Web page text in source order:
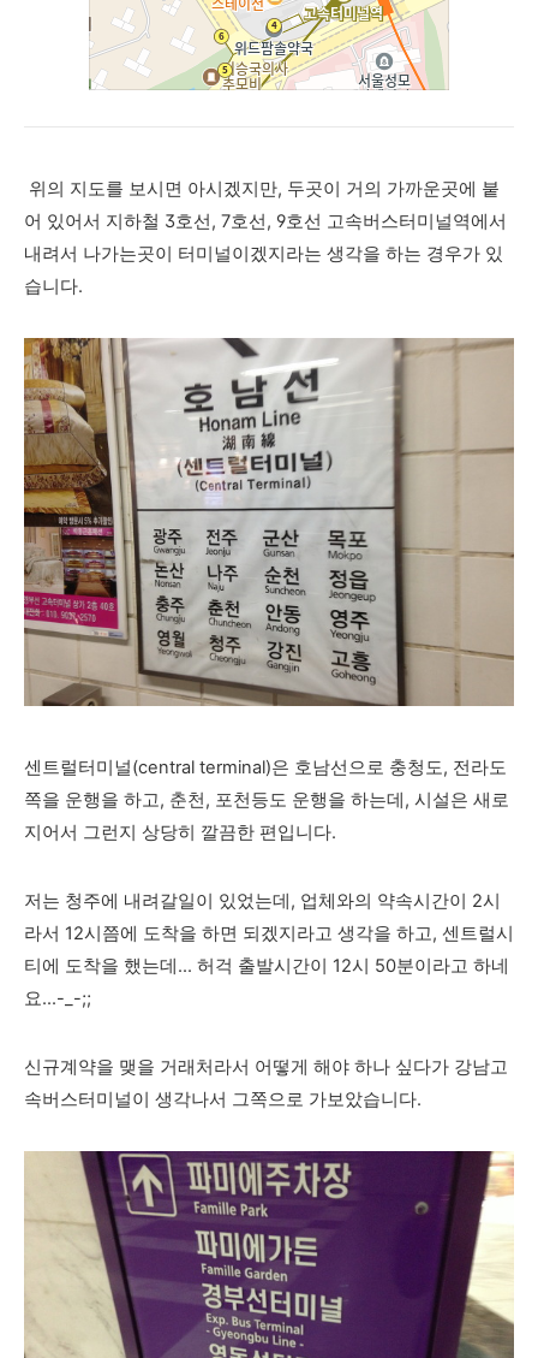
위의 지도를 보시면 아시겠지만, 두곳이 거의 가까운곳에 붙
어 있어서 지하철 3호선, 7호선, 9호선 고속버스터미널역에서
내려서 나가는곳이 터미널이겠지라는 생각을 하는 경우가 있
습니다.
센트럴터미널(central terminal)은 호남선으로 충청도, 전라도
쪽을 운행을 하고, 춘천, 포천등도 운행을 하는데, 시설은 새로
지어서 그런지 상당히 깔끔한 편입니다.
저는 청주에 내려갈일이 있었는데, 업체와의 약속시간이 2시
라서 12시쯤에 도착을 하면 되겠지라고 생각을 하고, 센트럴시
티에 도착을 했는데... 허걱 출발시간이 12시 50분이라고 하네
요...-_-;;
신규계약을 맺을 거래처라서 어떻게 해야 하나 싶다가 강남고
속버스터미널이 생각나서 그쪽으로 가보았습니다.